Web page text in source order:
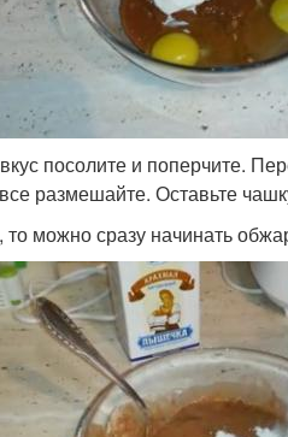
посолите и поперчите.
размешайте. Оставьте
можно сразу начинать